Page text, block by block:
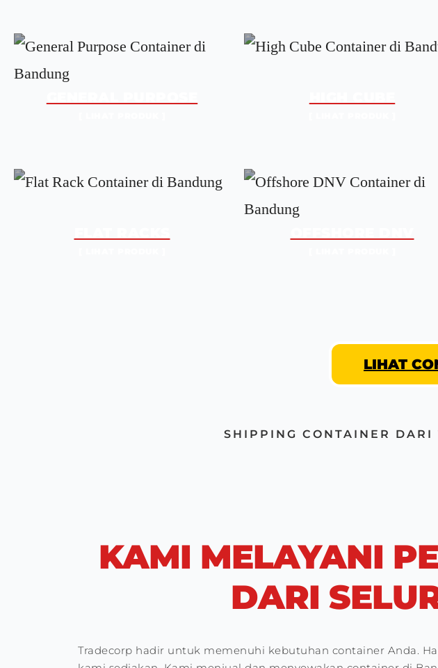
LIHAT
SHIPPING CONTAINER DARI
KAMI MELAYANI
DARI
Tradecorp hadir untuk memenuhi kebutuhan container Anda.